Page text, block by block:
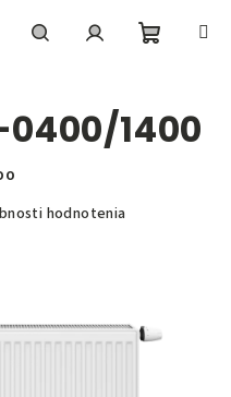
košík
0400/1400
hodnotenia